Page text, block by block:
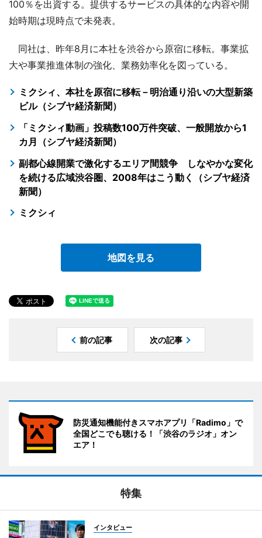
100％を出資する。提供するサービスの具体的な内容や開
始時期は現時点で未発表。
同社は、昨年8月に本社を渋谷から原宿に移転。事業拡
大や事業推進体制の強化、業務効率化を図っている。
ミクシィ、本社を原宿に移転－明治通り沿いの大型新築
ビル（シブヤ経済新聞）
「ミクシィ動画」投稿数100万件突破、一般開放から1
カ月（シブヤ経済新聞）
副都心線開業で激化するエリア間競争 しなやかな変化
を続ける広域渋谷圏、2008年はこう動く（シブヤ経済
新聞）
ミクシィ
地図を見る
前の記事 次の記事
防災通知機能付きスマホアプリ「Radimo」で
全国どこでも聴ける！「渋谷のラジオ」オン
エア！
特集
インタビュー